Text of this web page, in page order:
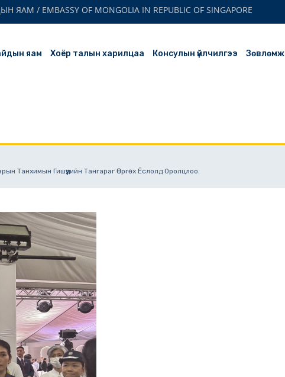
EMBASSY OF MONGOLIA IN REPUBLIC OF SINGAPORE
яам Хоёр талын харилцаа Консулын үйлчилгээ Зөвлөмж
Танхимын Гишүүдийн Тангараг Өргөх Ёслолд Оролцлоо.